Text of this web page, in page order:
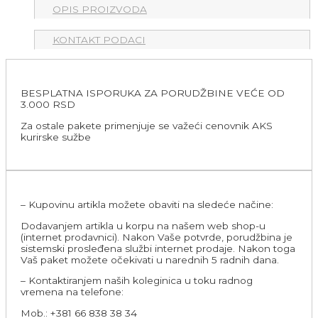
OPIS PROIZVODA
KONTAKT PODACI
BESPLATNA ISPORUKA ZA PORUDŽBINE VEĆE OD
3.000 RSD
Za ostale pakete primenjuje se važeći cenovnik AKS
kurirske sužbe
– Kupovinu artikla možete obaviti na sledeće načine:
Dodavanjem artikla u korpu na našem web shop-u
(internet prodavnici). Nakon Vaše potvrde, porudžbina je
sistemski prosleđena službi internet prodaje. Nakon toga
Vaš paket možete očekivati u narednih 5 radnih dana.
– Kontaktiranjem naših koleginica u toku radnog
vremena na telefone:
Mob.: +381 66 838 38 34